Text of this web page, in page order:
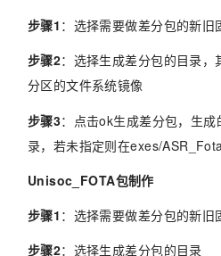
步骤1 ：选择需要做差分包的新旧
步骤2：选择生成差分包的目录
分区的文件系统镜像
步骤3：点击ok生成差分包，生
录，若未指定则在exes/
Unisoc_FOTA包制作
步骤1 ：选择需要做差分包的新旧
步骤2：选择生成差分包的目录